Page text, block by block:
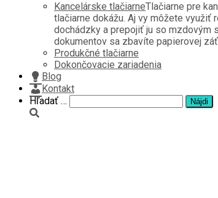
Kancelárske tlačiarneTlačiarne pre
tlačiarne dokážu. Aj vy môžete využiť
dochádzky a prepojiť ju so mzdovým
dokumentov sa zbavíte papierovej
Produkčné tlačiarne
Dokončovacie zariadenia
Blog
Kontakt
Hľadať:
Hľadať …